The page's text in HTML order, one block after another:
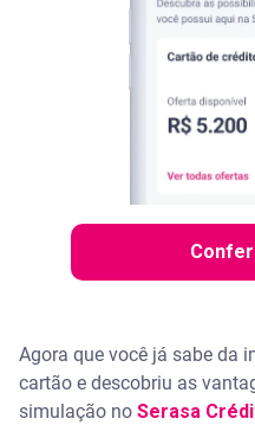
Agora que você já sabe da
cartão e descobriu as
simulação no Serasa